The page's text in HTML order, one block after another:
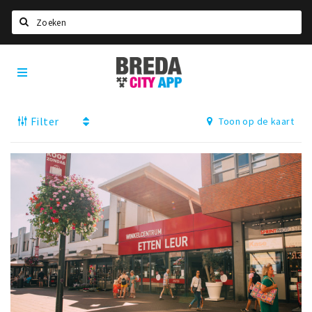
Home
Deals
Nieuws, interviews & blogs
Eten
Drinken
Slapen
Recreatief
Winkels
Breda
City
App
Filter Toon op de kaart